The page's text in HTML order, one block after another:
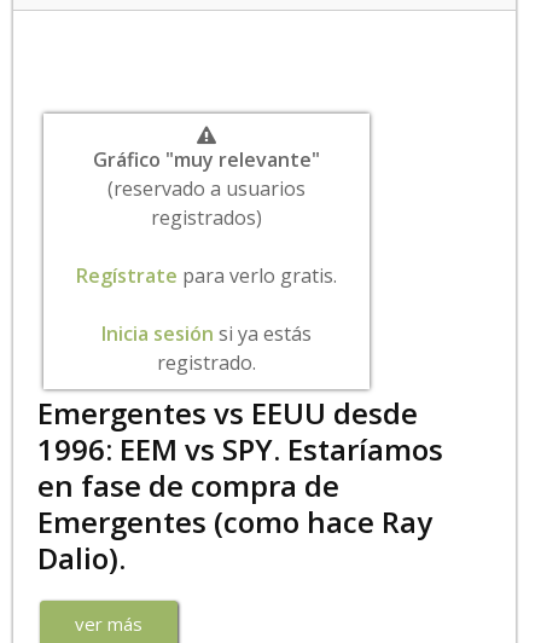
Gráfico "muy relevante"
(reservado a usuarios
registrados)
Regístrate para verlo gratis.
Inicia sesión si ya estás
registrado.
Emergentes vs EEUU desde
1996: EEM vs SPY. Estaríamos
en fase de compra de
Emergentes (como hace Ray
Dalio).
ver más